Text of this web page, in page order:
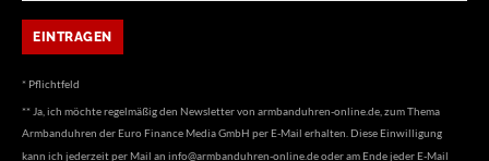
* Pflichtfeld
** Ja, ich möchte regelmäßig den Newsletter von armbanduhren-online.de, zum Thema
Armbanduhren der Euro Finance Media GmbH per E-Mail erhalten. Diese Einwilligung
kann ich jederzeit per Mail an info@armbanduhren-online.deoder am Ende jeder E-Mail